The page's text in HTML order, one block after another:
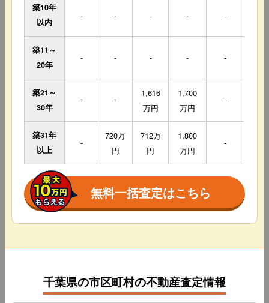
築10年
以内
- - - - -
築11～
20年
- - - - -
築21～
30年
- -
1,616
万円
1,700
万円
-
築31年
以上
-
720万
円
712万
円
1,800
万円
-
無料一括査定はこちら
千葉県の市区町村の不動産査定情報